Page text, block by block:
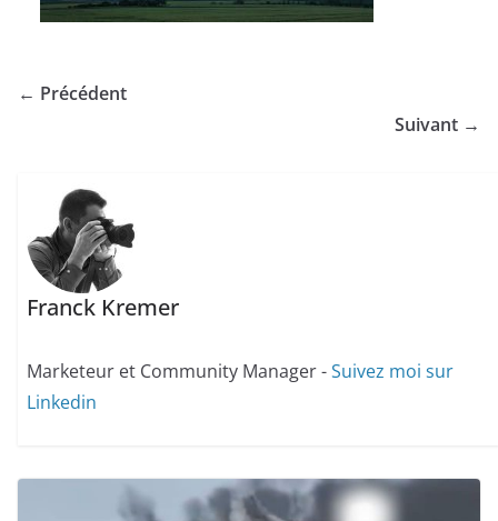
← Précédent
Suivant →
Franck Kremer
Marketeur et Community Manager -Suivez moi sur
Linkedin